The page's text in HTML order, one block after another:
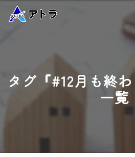
タグ『#12月も終
一覧